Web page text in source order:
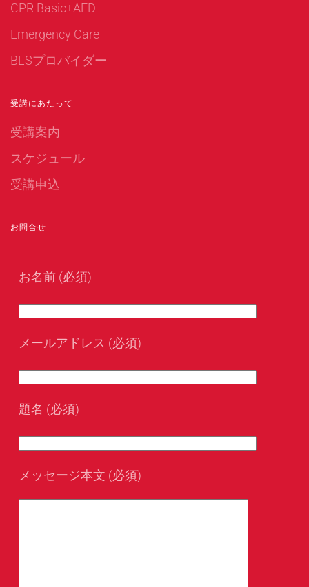
CPR Basic+AED
Emergency Care
BLSプロバイダー
受講にあたって
受講案内
スケジュール
受講申込
お問合せ
お名前 (必須)
メールアドレス (必須)
題名 (必須)
メッセージ本文 (必須)